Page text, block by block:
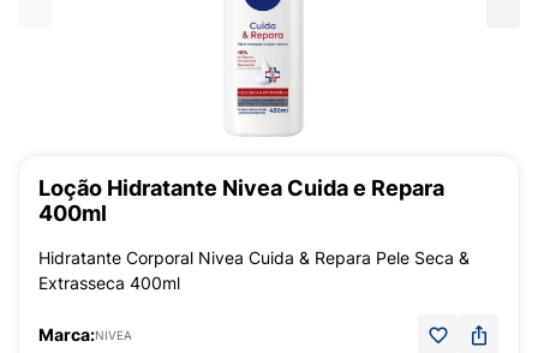
Loção Hidratante Nivea Cuida e Repara
400ml
Hidratante Corporal Nivea Cuida & Repara Pele Seca &
Extrasseca 400ml
Marca:NIVEA